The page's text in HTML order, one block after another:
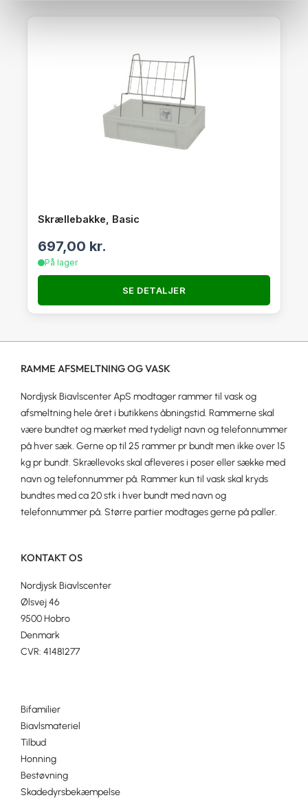
Skrællebakke, Basic
697,00 kr.
På lager
SE DETALJER
RAMME AFSMELTNING OG VASK
Nordjysk Biavlscenter ApS modtager rammer til vask og
afsmeltning hele året i butikkens åbningstid. Rammerne skal
være bundtet og mærket med tydeligt navn og telefonnummer
på hver sæk. Gerne op til 25 rammer pr bundt men ikke over 15
kg pr bundt. Skrællevoks skal afleveres i poser eller sække med
navn og telefonnummer på. Rammer kun til vask skal kryds
bundtes med ca 20 stk i hver bundt med navn og
telefonnummer på. Større partier modtages gerne på paller.
KONTAKT OS
Nordjysk Biavlscenter
Ølsvej 46
9500 Hobro
Denmark
CVR: 41481277
Bifamilier
Biavlsmateriel
Tilbud
Honning
Bestøvning
Skadedyrsbekæmpelse